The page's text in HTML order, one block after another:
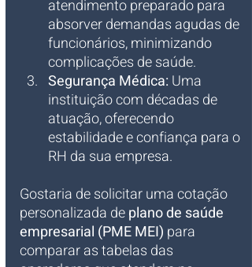
atendimento preparado para
absorver demandas agudas de
funcionários, minimizando
complicações de saúde.
Segurança Médica: Uma
instituição com décadas de
atuação, oferecendo
estabilidade e confiança para o
RH da sua empresa.
Gostaria de solicitar uma cotação
personalizada de plano de saúde
empresarial (PME MEI) para
comparar as tabelas das